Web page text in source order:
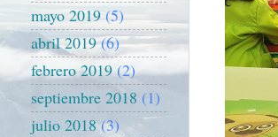
mayo 2019 (5)
abril 2019(6)
febrero 2019(2)
septiembre 2018 (1)
julio 2018(3)